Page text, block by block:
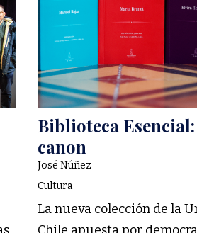
Biblioteca
canon
José Núñez
Cultura
La nueva colección de la